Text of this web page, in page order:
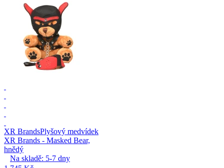
XR BrandsPlyšový medvídek
XR Brands - Masked Bear,
hnědý
Na skladě: 5-7 dny